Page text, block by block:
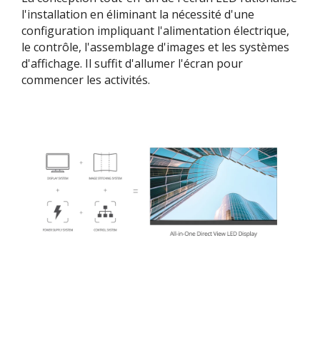
l'installation en éliminant la nécessité d'une
configuration impliquant l'alimentation électrique,
le contrôle, l'assemblage d'images et les systèmes
d'affichage. Il suffit d'allumer l'écran pour
commencer les activités.